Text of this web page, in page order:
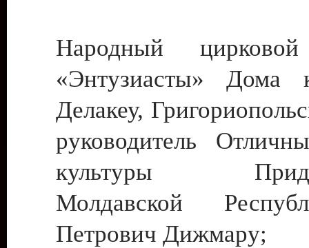
Народный цирковой
«Энтузиасты» Дома
Делакеу,
руководитель
культуры
Молдавской
Петрович Дижмару;